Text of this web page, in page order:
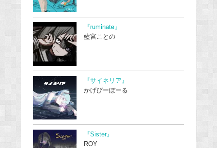
『ruminate』
藍宮ことの
『サイネリア』
かげぴーぼーる
『Sister』
ROY